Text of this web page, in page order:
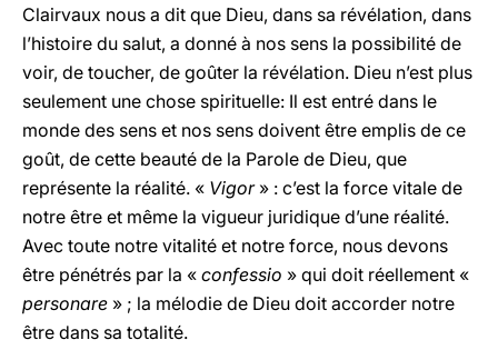
Clairvaux nous a dit que Dieu, dans sa révélation, dans
l’histoire du salut, a donné à nos sens la possibilité de
voir, de toucher, de goûter la révélation. Dieu n’est plus
seulement une chose spirituelle: Il est entré dans le
monde des sens et nos sens doivent être emplis de ce
goût, de cette beauté de la Parole de Dieu, que
représente la réalité. « Vigor» : c’est la force vitale de
notre être et même la vigueur juridique d’une réalité.
Avec toute notre vitalité et notre force, nous devons
être pénétrés par la « confessio » qui doit réellement «
personare » ; la mélodie de Dieu doit accorder notre
être dans sa totalité.